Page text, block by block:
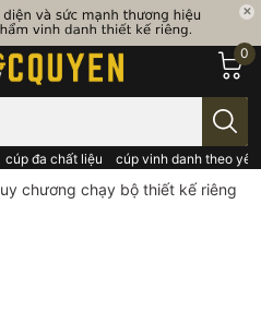
cúp đa chất liệu cúp vinh danh theo
0
chương chạy bộ thiết kế riêng